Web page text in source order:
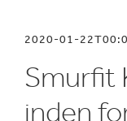
Medieressourcer
Blog
2020-01-
Smurfit
inden